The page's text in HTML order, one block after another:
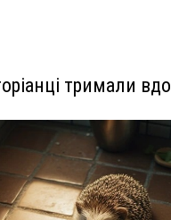
тримали